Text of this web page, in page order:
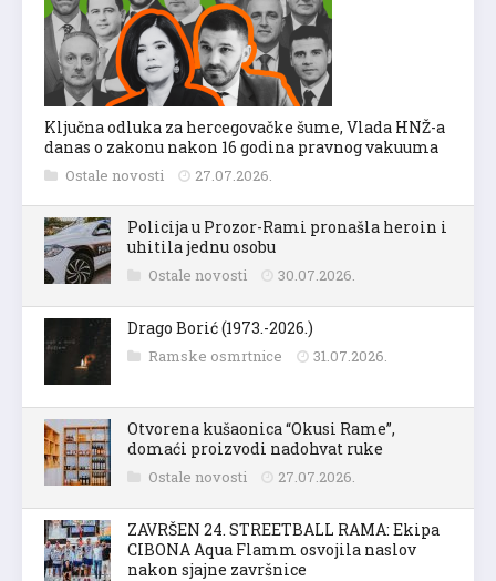
Ključna odluka za hercegovačke šume, Vlada HNŽ-a
danas o zakonu nakon 16 godina pravnog vakuuma
Ostale novosti 27.07.2026.
Policija u Prozor-Rami pronašla heroin i
uhitila jednu osobu
Ostale novosti 30.07.2026.
Drago Borić (1973.-2026.)
Ramske osmrtnice 31.07.2026.
Otvorena kušaonica “Okusi Rame”,
domaći proizvodi nadohvat ruke
Ostale novosti 27.07.2026.
ZAVRŠEN 24. STREETBALL RAMA: Ekipa
CIBONA Aqua Flamm osvojila naslov
nakon sjajne završnice